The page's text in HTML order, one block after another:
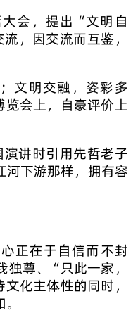
会，提出“文明自
，因交流而互鉴，
文明交融，姿彩多
会上，自豪评价上
讲时引用先哲老子
河下游那样，拥有容
正在于自信而不封
独尊、“只此一家，
化主体性的同时，